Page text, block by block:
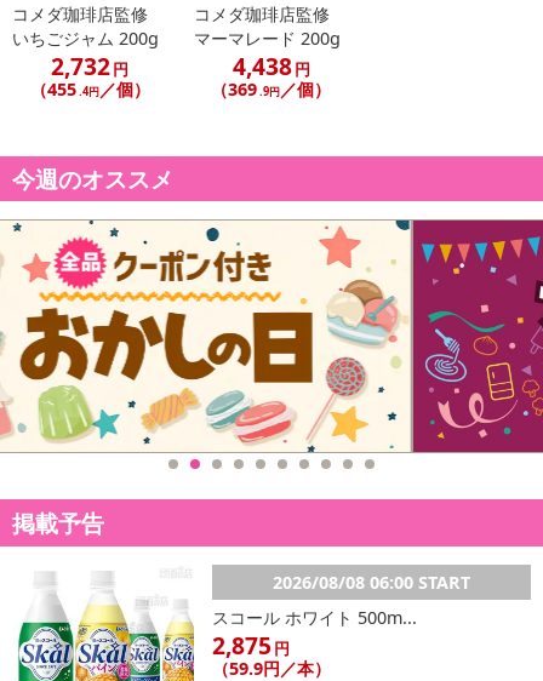
コメダ珈琲店監修
いちごジャム 200g
2,732円
（455 .4円／個）
コメダ珈琲店監修
マーマレード 200g
4,438円
（369 .9円 ／個）
今週のオススメ
掲載予告
2026/08/08 06:00 START
スコール ホワイト 500m...
2,875 円
（59.9円／本）